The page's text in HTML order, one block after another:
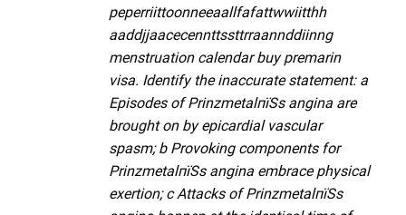
peperriittoonneeaallfafattwwiitthh
aaddjjaacecennttssttrraannddiinng
menstruation calendar buy premarin
visa. Identify the inaccurate statement: a
Episodes of PrinzmetalпїЅs angina are
brought on by epicardial vascular
spasm; b Provoking components for
PrinzmetalпїЅs angina embrace physical
exertion; c Attacks of PrinzmetalпїЅs